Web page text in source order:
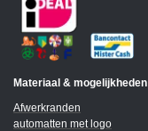
Materiaal & mogelijkheden
Afwerkranden
automatten met logo